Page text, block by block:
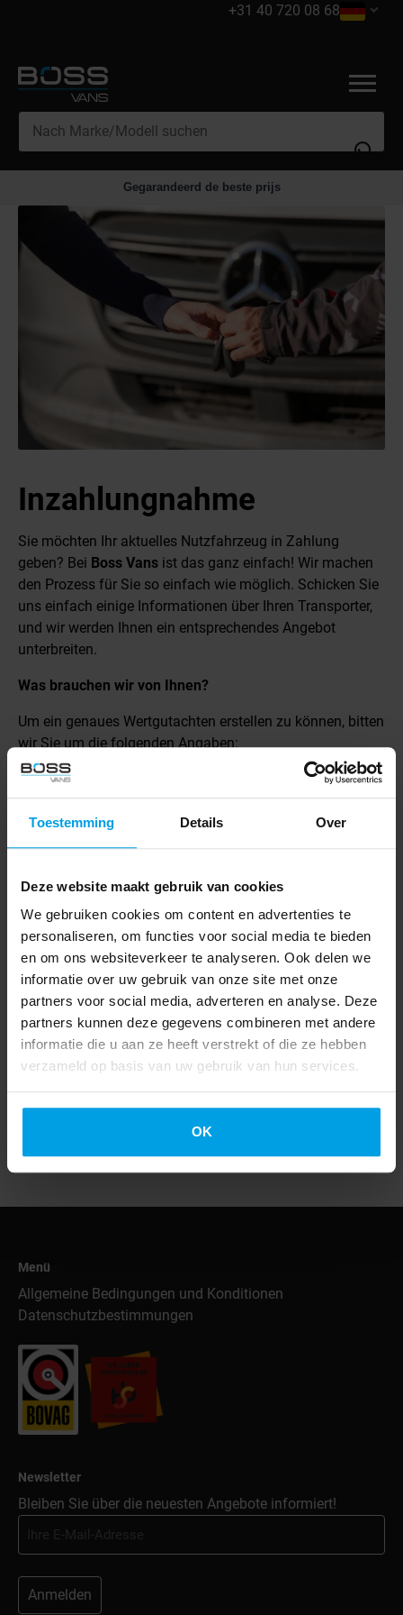
Toestemming Details Over
Deze website maakt gebruik van cookies
We gebruiken cookies om content en advertenties te
personaliseren, om functies voor social media te bieden
en om ons websiteverkeer te analyseren. Ook delen we
informatie over uw gebruik van onze site met onze
partners voor social media, adverteren en analyse. Deze
partners kunnen deze gegevens combineren met andere
informatie die u aan ze heeft verstrekt of die ze hebben
verzameld op basis van uw gebruik van hun services.
OK
+31 40 720 08 68
Inzahlungnahme
Finanzierung
Serviceleistungen
Elektrische Transporter
Gegarandeerd de beste prijs
Inzahlungnahme
Sie möchten Ihr aktuelles Nutzfahrzeug in Zahlung
geben? Bei Boss Vans ist das ganz einfach! Wir machen
den Prozess für Sie so einfach wie möglich. Schicken Sie
uns einfach einige Informationen über Ihren Transporter,
und wir werden Ihnen ein entsprechendes Angebot
unterbreiten.
Was brauchen wir von Ihnen?
Um ein genaues Wertgutachten erstellen zu können, bitten
wir Sie um die folgenden Angaben:
Fotos des Nutzfahrzeugs
den aktuellen Stand des Kilometerzählers
Eine Beschreibung etwaiger Mängel oder Schäden
Eine kurze Erläuterung des technischen Zustands
desto genauer können wir den Wert einschätzen!
Diese Angaben können Sie uns ganz einfach per
WhatsApp unter +31 6 27527548 oder per E-Mail an
info@bossvans.com zukommen lassen. Vergessen Sie
nicht zu erwähnen, dass es sich um ein
Inzahlungnahmegesuch handelt.
Menü
Allgemeine Bedingungen und Konditionen
Datenschutzbestimmungen
Newsletter
Bleiben Sie über die neuesten Angebote informiert!
Anmelden